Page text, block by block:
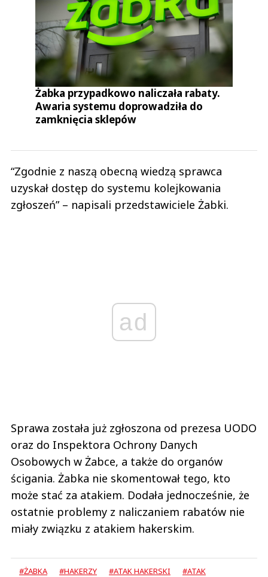
Żabka przypadkowo naliczała rabaty.
Awaria systemu doprowadziła do
zamknięcia sklepów
“Zgodnie z naszą obecną wiedzą sprawca
uzyskał dostęp do systemu kolejkowania
zgłoszeń” – napisali przedstawiciele Żabki.
ad
Sprawa została już zgłoszona od prezesa UODO
oraz do Inspektora Ochrony Danych
Osobowych w Żabce, a także do organów
ścigania. Żabka nie skomentował tego, kto
może stać za atakiem. Dodała jednocześnie, że
ostatnie problemy z naliczaniem rabatów nie
miały związku z atakiem hakerskim.
#ŻABKA #HAKERZY #ATAK HAKERSKI
#ATAK